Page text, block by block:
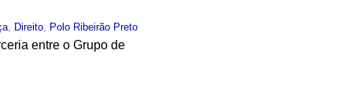
Direito Polo Ribeirão Preto
entre o Grupo de